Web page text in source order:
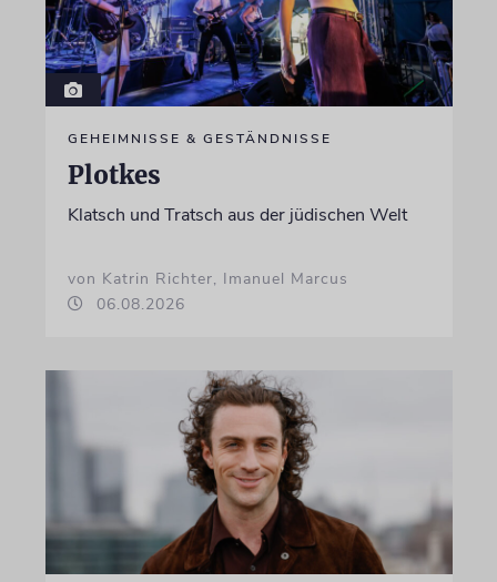
GEHEIMNISSE & GESTÄNDNISSE
Plotkes
Klatsch und Tratsch aus der jüdischen Welt
von Katrin Richter, Imanuel Marcus
06.08.2026